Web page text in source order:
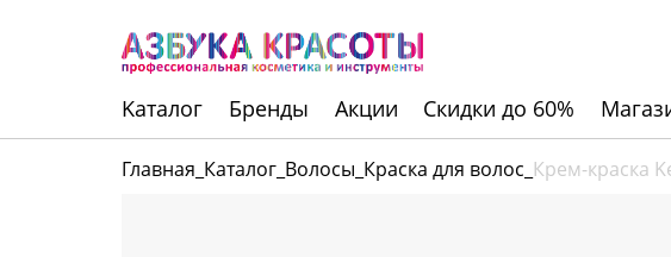
Kаталог Бренды Акции Скидки до 60%
Главная Каталог Волосы Краска для волос Крем-краска